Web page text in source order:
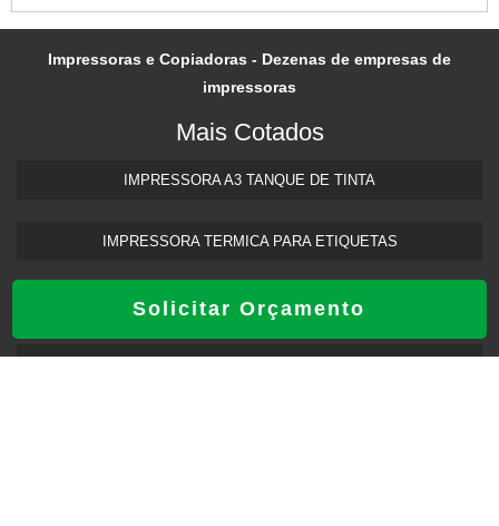
Solicitar Orçamento
Impressoras e Copiadoras - Dezenas de empresas de
impressoras
Mais Cotados
IMPRESSORA A3 TANQUE DE TINTA​
IMPRESSORA TERMICA PARA ETIQUETAS​
ASSISTENCIA TECNICA PARA IMPRESSORA